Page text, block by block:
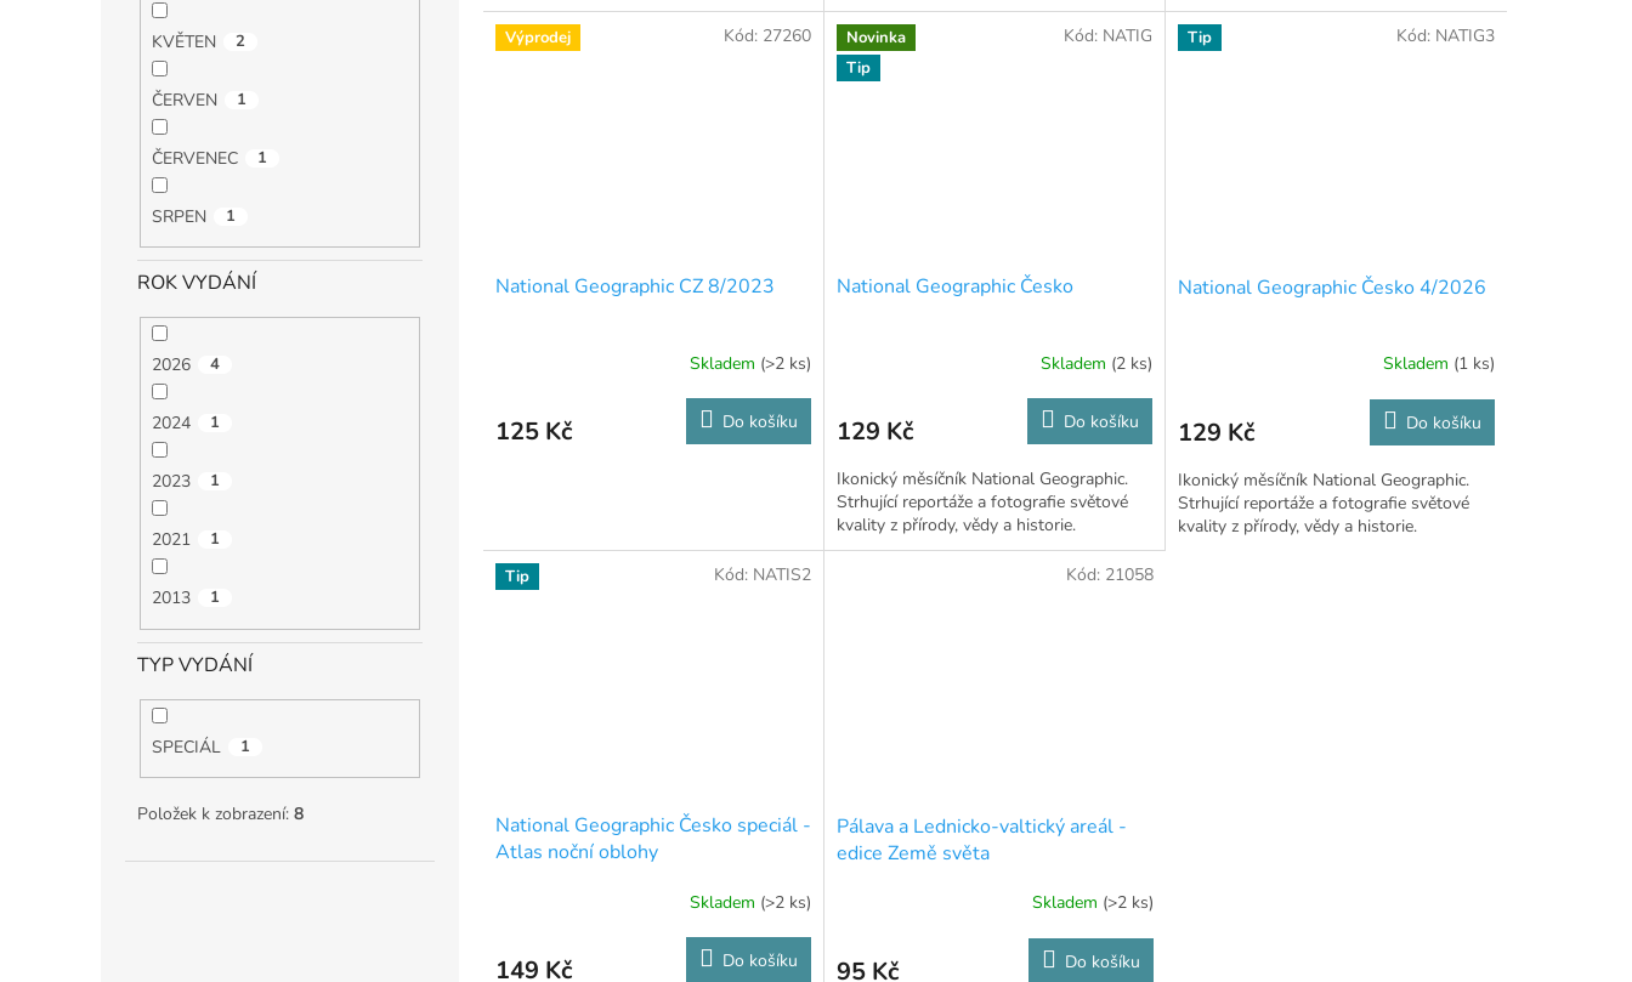
KVĚTEN 2
ČERVEN 1
ČERVENEC 1
SRPEN 1
ROK VYDÁNÍ
2026 4
2024 1
2023 1
2021 1
2013 1
TYP VYDÁNÍ
SPECIÁL 1
Položek k zobrazení: 8
Výprodej
National Geographic CZ 8/2023
Skladem (>2 ks)
125 Kč Do košíku
Kód: 27260
Novinka
Tip
National Geographic Česko
Skladem (2 ks)
129 Kč Do košíku
Ikonický měsíčník National Geographic.
Strhující reportáže a fotografie světové
kvality z přírody, vědy a historie.
Kód: NATIG Tip
National Geographic Česko 4/2026
Skladem (1 ks)
129 Kč Do košíku
Ikonický měsíčník National Geographic.
Strhující reportáže a fotografie světové
kvality z přírody, vědy a historie.
Kód: NATIG3
Tip
National Geographic Česko speciál -
Atlas noční oblohy
Skladem (>2 ks)
149 Kč Do košíku
Kód: NATIS2
Pálava a Lednicko-valtický areál -
edice Země světa
Skladem (>2 ks)
95 Kč Do košíku
Kód: 21058